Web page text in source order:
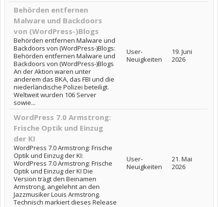
Behörden entfernen
Malware und Backdoors
von (WordPress-)Blogs
Behörden entfernen Malware und
Backdoors von (WordPress-)Blogs:
Behörden entfernen Malware und
Backdoors von (WordPress-)Blogs
An der Aktion waren unter
anderem das BKA, das FBI und die
niederländische Polizei beteiligt.
Weltweit wurden 106 Server
sowie...
User-
Neuigkeiten
19. Juni
2026
WordPress 7.0 Armstrong:
Frische Optik und Einzug
der KI
WordPress 7.0 Armstrong: Frische
Optik und Einzug der KI:
WordPress 7.0 Armstrong: Frische
Optik und Einzug der KI Die
Version trägt den Beinamen
Armstrong, angelehnt an den
Jazzmusiker Louis Armstrong.
Technisch markiert dieses Release
User-
Neuigkeiten
21. Mai
2026